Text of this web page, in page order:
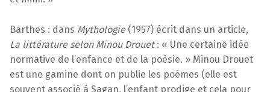
Barthes : dans Mythologie(1957) écrit dans un article,
La littérature selon Minou Drouet: « Une certaine idée
normative de l’enfance et de la poésie. » Minou Drouet
est une gamine dont on publie les poèmes (elle est
souvent associé à Sagan, l’enfant prodige et cela pour